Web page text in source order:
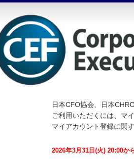
日本CFO協会、日本
ご利用いただくには、マ
マイアカウント登録に関
2026年3月31日(火) 20:00か